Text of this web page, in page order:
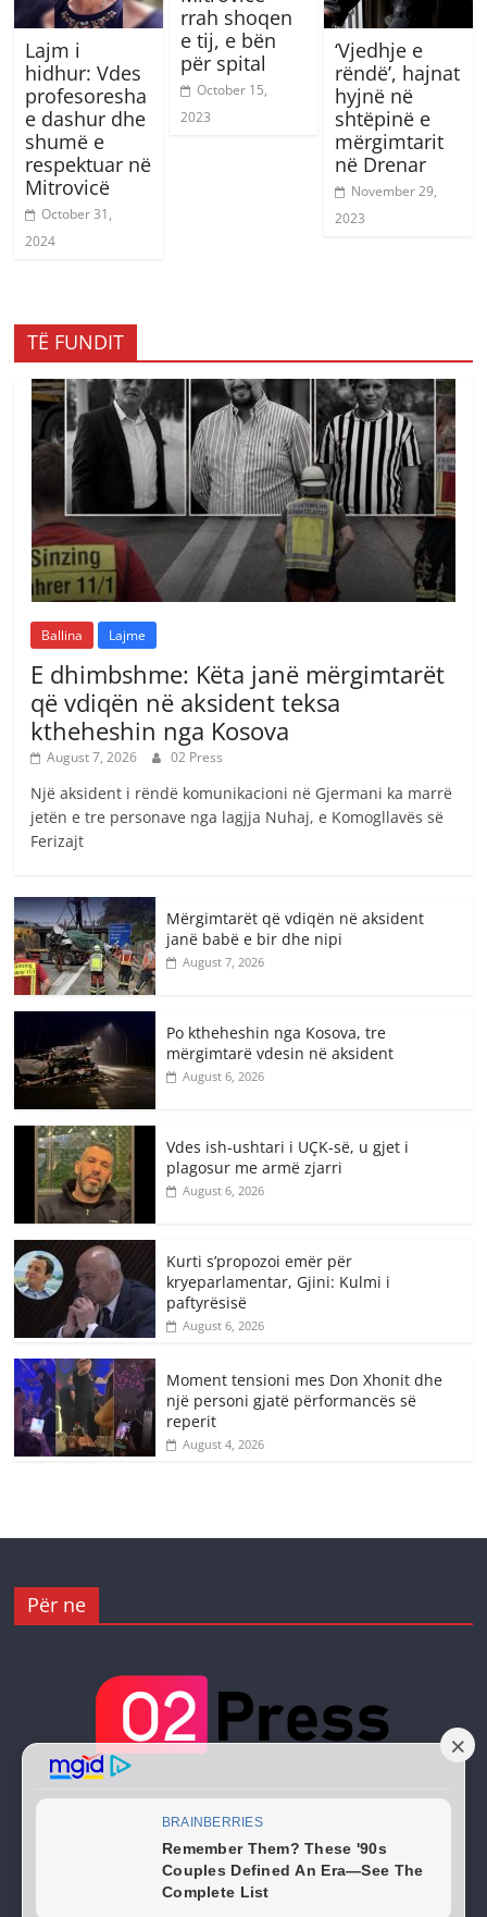
Lajm i
hidhur: Vdes
profesoresha
e dashur dhe
shumë e
respektuar në
Mitrovicë
October 31,
2024
rrah shoqen
e tij, e bën
për spital
October 15,
2023
‘Vjedhje e
rëndë’, hajnat
hyjnë në
shtëpinë e
mërgimtarit
në Drenar
November 29,
2023
TË FUNDIT
Ballina Lajme
E dhimbshme: Këta janë mërgimtarët
që vdiqën në aksident teksa
ktheheshin nga Kosova
August 7, 2026 02 Press
Një aksident i rëndë komunikacioni në Gjermani ka marrë
jetën e tre personave nga lagjja Nuhaj, e Komogllavës së
Ferizajt
Mërgimtarët që vdiqën në aksident
janë babë e bir dhe nipi
August 7, 2026
Po ktheheshin nga Kosova, tre
mërgimtarë vdesin në aksident
August 6, 2026
Vdes ish-ushtari i UÇK-së, u gjet i
plagosur me armë zjarri
August 6, 2026
Kurti s’propozoi emër për
kryeparlamentar, Gjini: Kulmi i
paftyrësisë
August 6, 2026
Moment tensioni mes Don Xhonit dhe
një personi gjatë përformancës së
reperit
August 4, 2026
Për ne
Copyright © 202602 Press. All rights reserved.
ColorMagby ThemeGrill. Powered by